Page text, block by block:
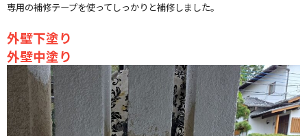
専用の補修テープを使ってしっかりと補修しました。
外壁下塗り
外壁中塗り